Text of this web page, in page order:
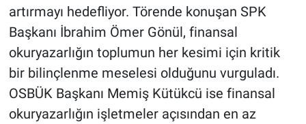
artırmayı hedefliyor. Törende konuşan SPK
Başkanı İbrahim Ömer Gönül, finansal
okuryazarlığın toplumun her kesimi için kritik
bir bilinçlenme meselesi olduğunu vurguladı.
OSBÜK Başkanı Memiş Kütükcü ise finansal
okuryazarlığın işletmeler açısından en az